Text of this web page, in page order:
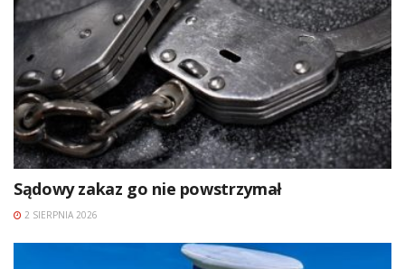
Sądowy zakaz go nie powstrzymał
2 SIERPNIA 2026